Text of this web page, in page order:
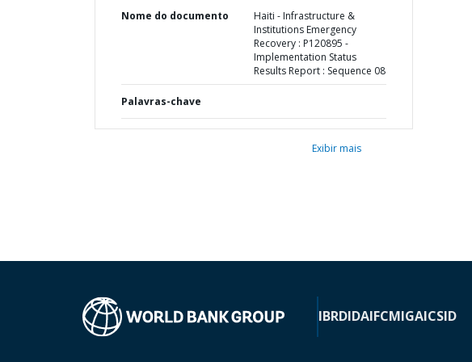
Nome do documento
Haiti - Infrastructure &
Institutions Emergency
Recovery : P120895 -
Implementation Status
Results Report : Sequence 08
Palavras-chave
Exibir mais
IBRDIDAIFCMIGAICSID